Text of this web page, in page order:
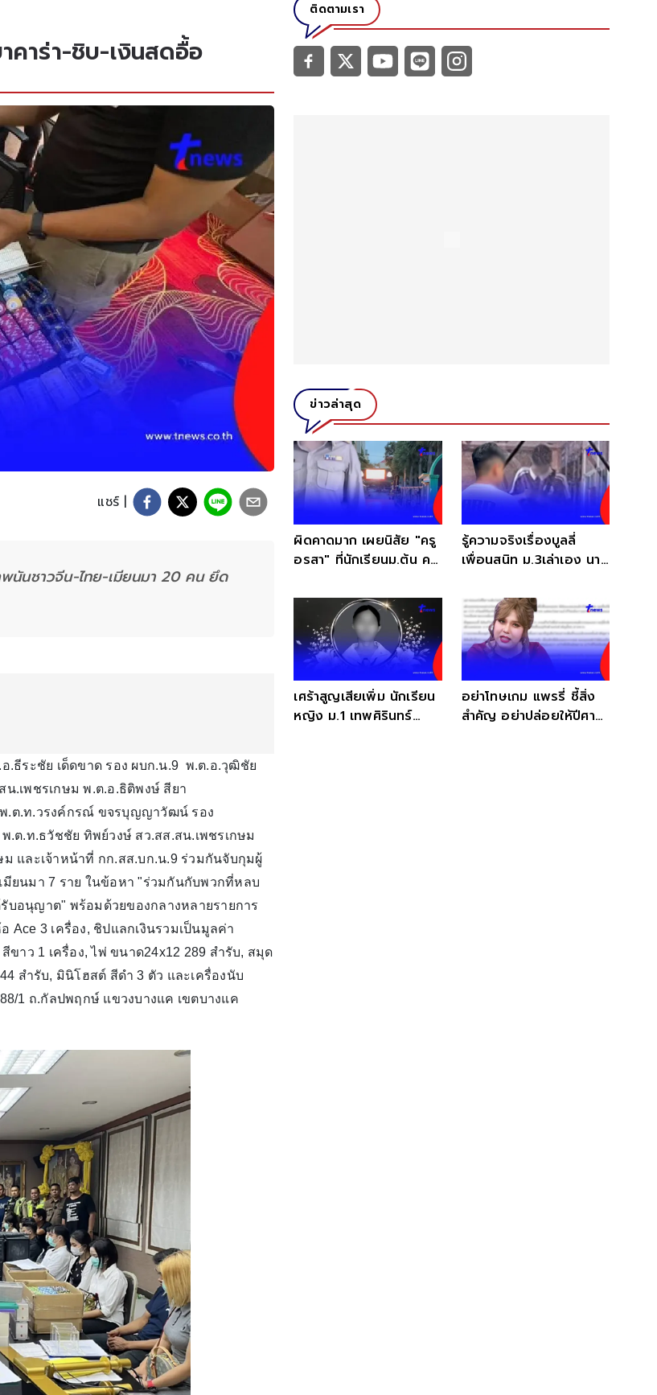
คาร่า-ชิบ-เงินสดอื้อ
แชร์ |
นันชาวจีน-ไทย-เมียนมา 20 คน ยึด
.ธีระชัย เด็ดขาด รอง ผบก.น.9 พ.ต.อ.วุฒิชัย
.เพชรเกษม พ.ต.อ.ธิติพงษ์ สียา
พ.ต.ท.วรงค์กรณ์ ขจรบุญญาวัฒน์ รอง
.ต.ท.ธวัชชัย ทิพย์วงษ์ สว.สส.สน.เพชรเกษม
และเจ้าหน้าที่ กก.สส.บก.น.9 ร่วมกันจับกุมผู้
มียนมา 7 ราย ในข้อหา "ร่วมกันกับพวกที่หลบ
บอนุญาต" พร้อมด้วยของกลางหลายรายการ
Ace 3 เครื่อง, ชิปแลกเงินรวมเป็นมูลค่า
ขาว 1 เครื่อง, ไพ่ ขนาด24x12 289 สำรับ, สมุด
สำรับ, มินิโฮสต์ สีดำ 3 ตัว และเครื่องนับ
1 ถ.กัลปพฤกษ์ แขวงบางแค เขตบางแค
ติดตามเรา
ข่าวล่าสุด
ผิดคาดมาก เผยนิสัย "ครู
อรสา" ที่นักเรียนม.ต้น คน
รู้ความจริงเรื่องบูลลี่
เพื่อนสนิท ม.3เล่าเอง นาที
เศร้าสูญเสียเพิ่ม นักเรียน
หญิง ม.1 เทพศิรินทร์
อย่าโทษเกม แพรรี่ ชี้สิ่ง
สำคัญ อย่าปล่อยให้ปีศาจ